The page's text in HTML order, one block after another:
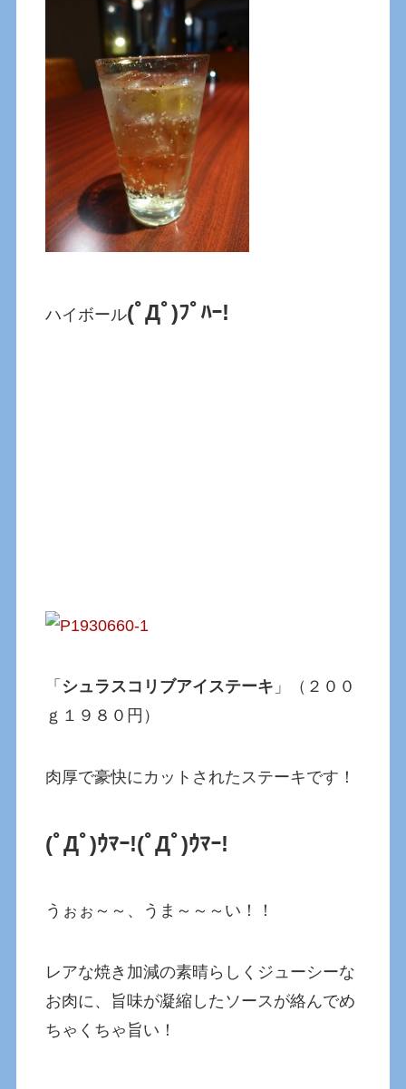
ハイボール(ﾟДﾟ)ﾌﾟﾊｰ!
「 シュラスコリブアイステーキ 」（２００
ｇ１９８０円）
肉厚で豪快にカットされたステーキです！
(ﾟДﾟ)ｳﾏｰ!(ﾟДﾟ)ｳﾏｰ!
うぉぉ～～、うま～～～い！！
レアな焼き加減の素晴らしくジューシーな
お肉に、旨味が凝縮したソースが絡んでめ
ちゃくちゃ旨い！